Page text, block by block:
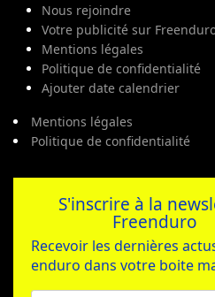
Nous rejoindre
Votre publicité sur
Mentions légales
Politique de confidentialité
Ajouter date calendrier
Mentions légales
Politique de confidentialité
S'inscrire à la
Freenduro
Recevoir les dernières
enduro dans votre boite